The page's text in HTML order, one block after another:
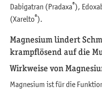
Dabigatran (Pradaxa®),
(Xarelto®).
Magnesium lindert
krampflösend auf die
Wirkweise von
Magnesium ist für die